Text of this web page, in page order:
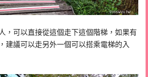
，可以直接從這個走下這個階梯，如果有
建議可以走另外一個可以搭乘電梯的入